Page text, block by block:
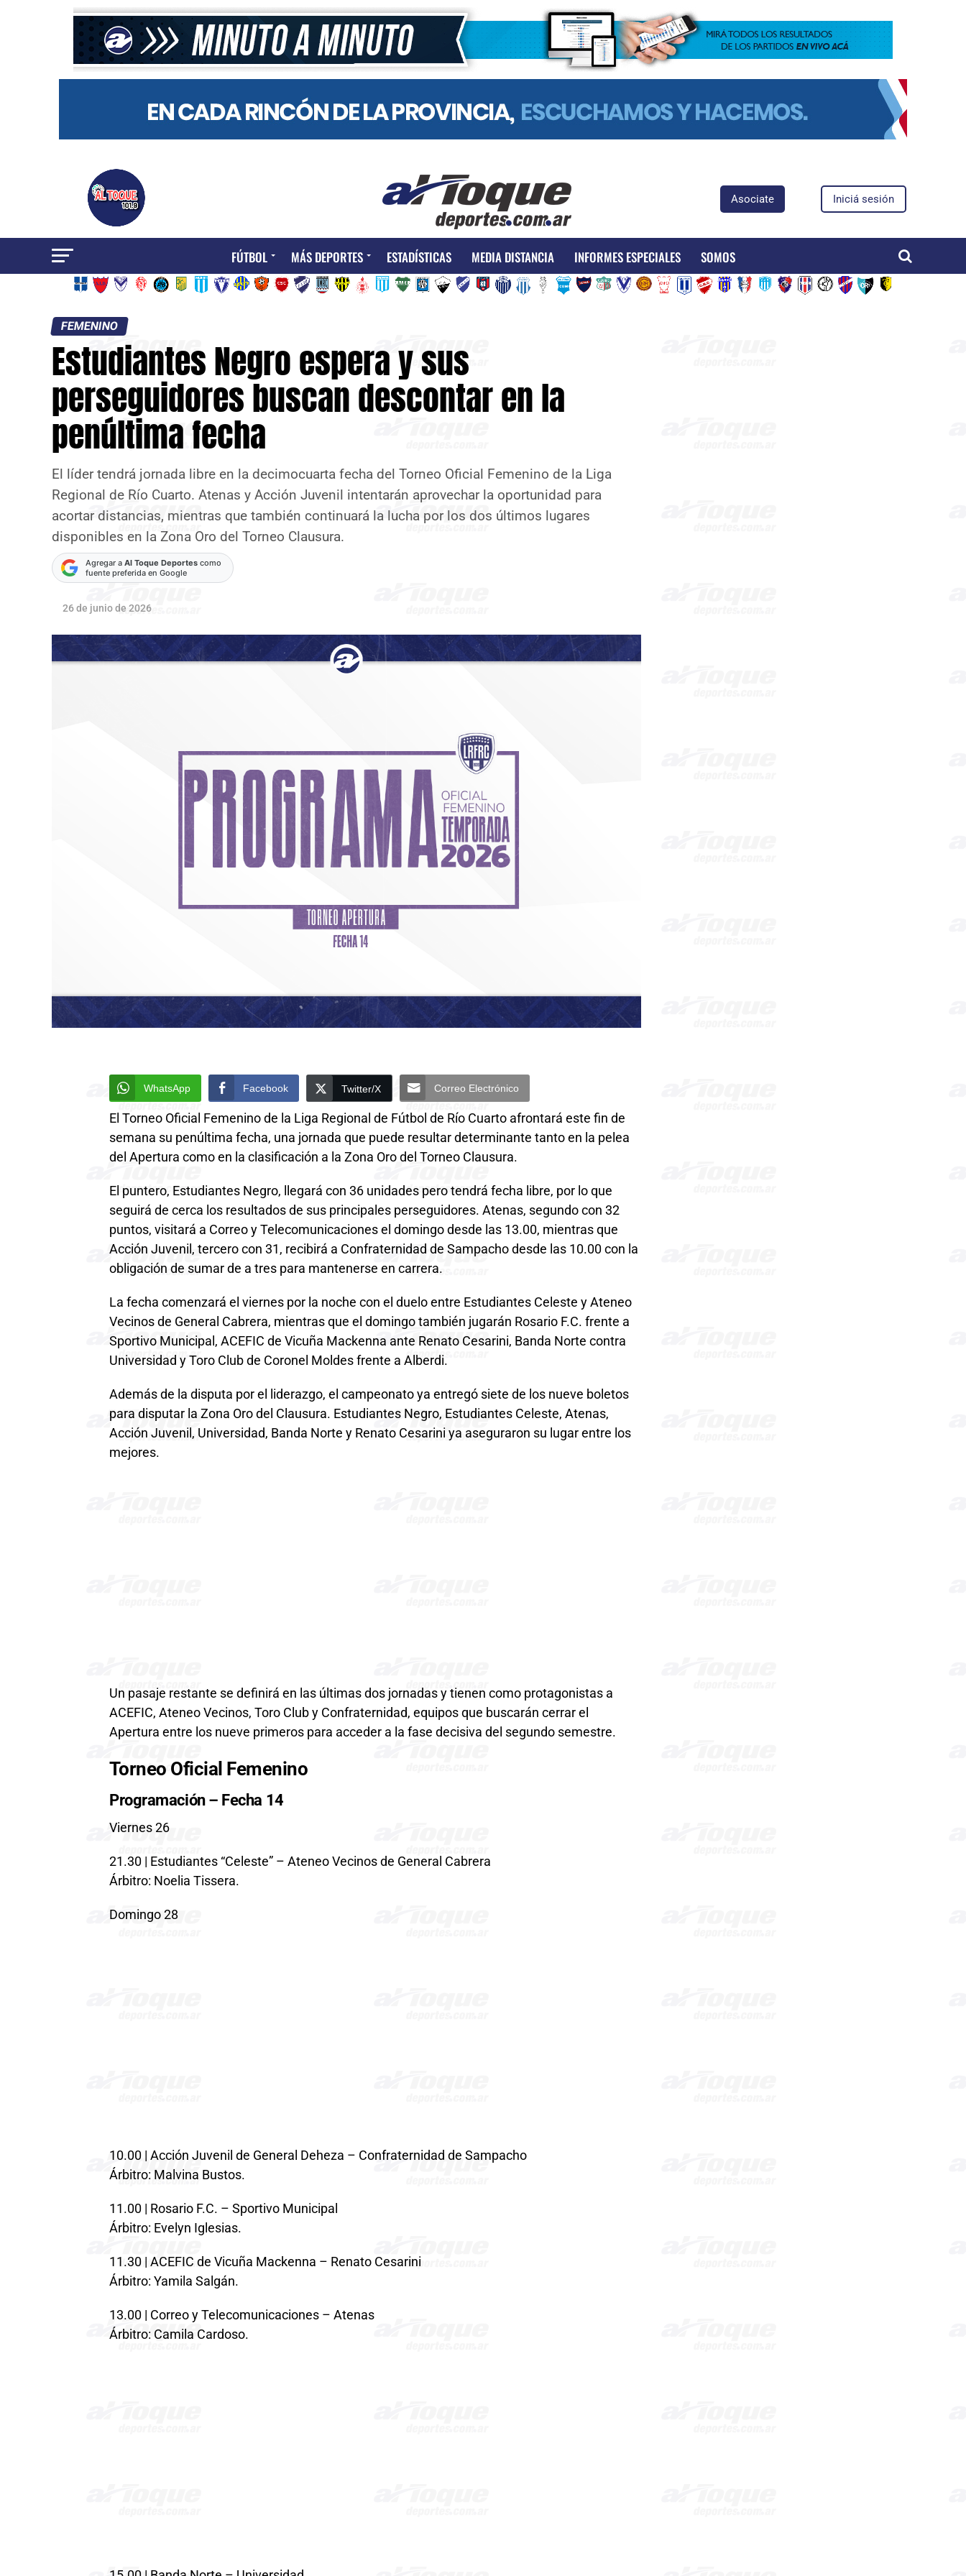
Asociate Iniciá sesión
FÚTBOL MÁS DEPORTES ESTADÍSTICAS MEDIA DISTANCIA INFORMES ESPECIALES SOMOS
FEMENINO
Estudiantes Negro espera y sus
perseguidores buscan descontar en la
penúltima fecha
El líder tendrá jornada libre en la decimocuarta fecha del Torneo Oficial Femenino de la Liga
Regional de Río Cuarto. Atenas y Acción Juvenil intentarán aprovechar la oportunidad para
acortar distancias, mientras que también continuará la lucha por los dos últimos lugares
disponibles en la Zona Oro del Torneo Clausura.
Agregar a Al Toque Deportes como
fuente preferida en Google
26 de junio de 2026
WhatsApp Facebook Twitter/X Correo Electrónico
El Torneo Oficial Femenino de la Liga Regional de Fútbol de Río Cuarto afrontará este fin de
semana su penúltima fecha, una jornada que puede resultar determinante tanto en la pelea
del Apertura como en la clasificación a la Zona Oro del Torneo Clausura.
El puntero, Estudiantes Negro, llegará con 36 unidades pero tendrá fecha libre, por lo que
seguirá de cerca los resultados de sus principales perseguidores. Atenas, segundo con 32
puntos, visitará a Correo y Telecomunicaciones el domingo desde las 13.00, mientras que
Acción Juvenil, tercero con 31, recibirá a Confraternidad de Sampacho desde las 10.00 con la
obligación de sumar de a tres para mantenerse en carrera.
La fecha comenzará el viernes por la noche con el duelo entre Estudiantes Celeste y Ateneo
Vecinos de General Cabrera, mientras que el domingo también jugarán Rosario F.C. frente a
Sportivo Municipal, ACEFIC de Vicuña Mackenna ante Renato Cesarini, Banda Norte contra
Universidad y Toro Club de Coronel Moldes frente a Alberdi.
Además de la disputa por el liderazgo, el campeonato ya entregó siete de los nueve boletos
para disputar la Zona Oro del Clausura. Estudiantes Negro, Estudiantes Celeste, Atenas,
Acción Juvenil, Universidad, Banda Norte y Renato Cesarini ya aseguraron su lugar entre los
mejores.
Un pasaje restante se definirá en las últimas dos jornadas y tienen como protagonistas a
ACEFIC, Ateneo Vecinos, Toro Club y Confraternidad, equipos que buscarán cerrar el
Apertura entre los nueve primeros para acceder a la fase decisiva del segundo semestre.
Torneo Oficial Femenino
Programación – Fecha 14
Viernes 26
21.30 | Estudiantes “Celeste” – Ateneo Vecinos de General Cabrera
Árbitro: Noelia Tissera.
Domingo 28
10.00 | Acción Juvenil de General Deheza – Confraternidad de Sampacho
Árbitro: Malvina Bustos.
11.00 | Rosario F.C. – Sportivo Municipal
Árbitro: Evelyn Iglesias.
11.30 | ACEFIC de Vicuña Mackenna – Renato Cesarini
Árbitro: Yamila Salgán.
13.00 | Correo y Telecomunicaciones – Atenas
Árbitro: Camila Cardoso.